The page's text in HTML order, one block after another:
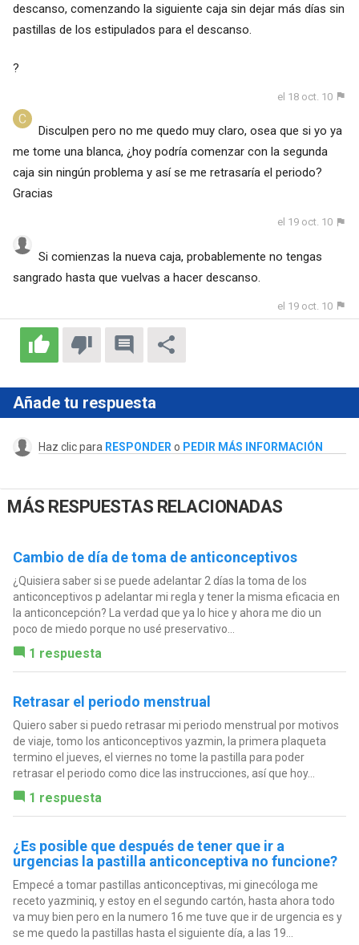
descanso, comenzando la siguiente caja sin dejar más días sin
pastillas de los estipulados para el descanso.
?
el 18 oct. 10
Disculpen pero no me quedo muy claro, osea que si yo ya
me tome una blanca, ¿hoy podría comenzar con la segunda
caja sin ningún problema y así se me retrasaría el periodo?
Gracias
el 19 oct. 10
Si comienzas la nueva caja, probablemente no tengas
sangrado hasta que vuelvas a hacer descanso.
el 19 oct. 10
Añade tu respuesta
Haz clic para RESPONDER o PEDIR MÁS INFORMACIÓN
MÁS RESPUESTAS RELACIONADAS
Cambio de día de toma de anticonceptivos
¿Quisiera saber si se puede adelantar 2 días la toma de los
anticonceptivos p adelantar mi regla y tener la misma eficacia en
la anticoncepción? La verdad que ya lo hice y ahora me dio un
poco de miedo porque no usé preservativo...
1 respuesta
Retrasar el periodo menstrual
Quiero saber si puedo retrasar mi periodo menstrual por motivos
de viaje, tomo los anticonceptivos yazmin, la primera plaqueta
termino el jueves, el viernes no tome la pastilla para poder
retrasar el periodo como dice las instrucciones, así que hoy...
1 respuesta
¿Es posible que después de tener que ir a
urgencias la pastilla anticonceptiva no funcione?
Empecé a tomar pastillas anticonceptivas, mi ginecóloga me
receto yazminiq, y estoy en el segundo cartón, hasta ahora todo
va muy bien pero en la numero 16 me tuve que ir de urgencia es y
se me quedo la pastillas hasta el siguiente día, a las 19...